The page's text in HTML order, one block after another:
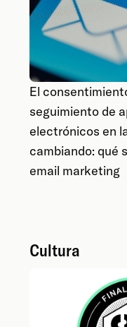
El
seguimiento de
electrónicos en
cambiando: qué
email marketing
Cultura